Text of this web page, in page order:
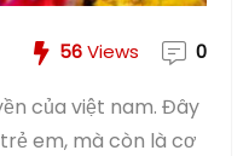
56Views 0
của việt nam. Đây
em, mà còn là cơ